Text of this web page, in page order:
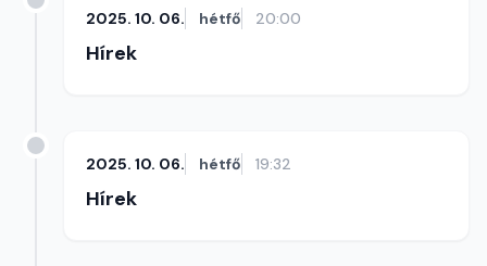
2025. 10. 06. hétfő 20:00
Hírek
2025. 10. 06. hétfő 19:32
Hírek